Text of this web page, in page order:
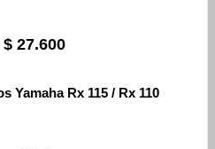
$ 27.600
Yamaha Rx 115 / Rx 110